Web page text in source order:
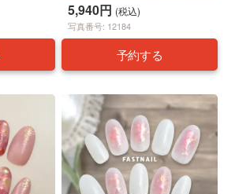
5,940円 (税込)
写真番号: 12184
予約する